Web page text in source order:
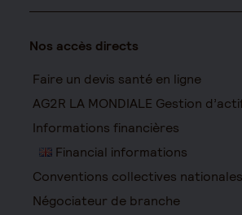
Nos accès directs
Faire un devis santé en ligne
AG2R LA MONDIALE Gestion
Informations financières
Financial informations
Conventions collectives nationales
Négociateur de branche